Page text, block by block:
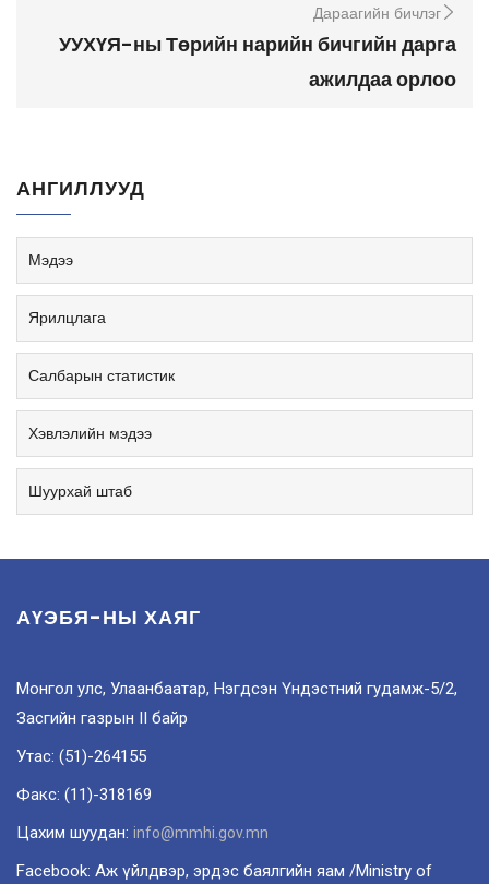
Дараагийн бичлэг
УУХҮЯ-ны Төрийн нарийн бичгийн дарга
ажилдаа орлоо
АНГИЛЛУУД
Мэдээ
Ярилцлага
Салбарын статистик
Хэвлэлийн мэдээ
Шуурхай штаб
АҮЭБЯ-НЫ ХАЯГ
Монгол улс, Улаанбаатар, Нэгдсэн Үндэстний гудамж-5/2,
Засгийн газрын II байр
Утас: (51)-264155
Факс: (11)-318169
Цахим шуудан: info@mmhi.gov.mn
Facebook: Аж үйлдвэр, эрдэс баялгийн яам /Ministry of